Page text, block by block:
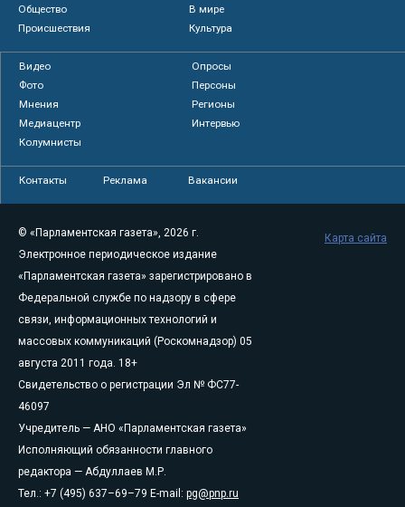
Общество
В мире
Происшествия
Культура
Видео
Опросы
Фото
Персоны
Мнения
Регионы
Медиацентр
Интервью
Колумнисты
Контакты Реклама Вакансии
© «Парламентская газета», 2026 г.
Электронное периодическое издание
«Парламентская газета» зарегистрировано в
Федеральной службе по надзору в сфере
связи, информационных технологий и
массовых коммуникаций (Роскомнадзор) 05
августа 2011 года. 18+
Свидетельство о регистрации Эл № ФС77-
46097
Учредитель — АНО «Парламентская газета»
Исполняющий обязанности главного
редактора — Абдуллаев М.Р.
Тел.: +7 (495) 637–69–79 E-mail: pg@pnp.ru
Карта сайта